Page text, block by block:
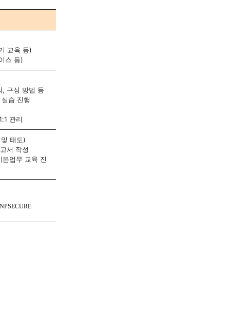
교육 등)
스 등)
, 구성 방법 등
습 진행
관리
태도)
서 작성
업무 교육 진